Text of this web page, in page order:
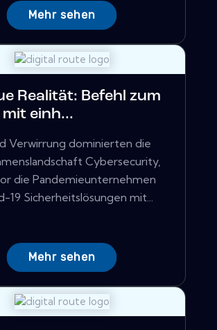
Mehr sehen
Realität: Befehl zum
einh...
Verwirrung dominierten die
Cybersecurity,
die Pandemieunternehmen
19 Sicherheitslösungen mit...
Mehr sehen